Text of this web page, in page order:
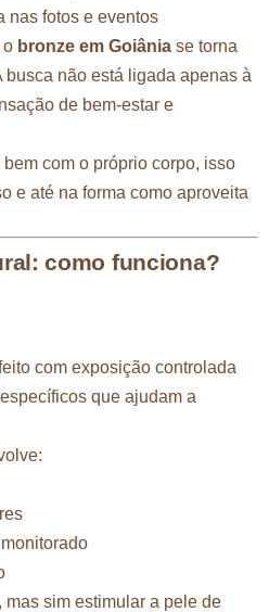
nas fotos e eventos
o bronze em Goiânia se torna
não está ligada apenas à
de bem-estar e
com o próprio corpo, isso
e até na forma como aproveita
como funciona?
com exposição controlada
que ajudam a
mas sim estimular a pele de